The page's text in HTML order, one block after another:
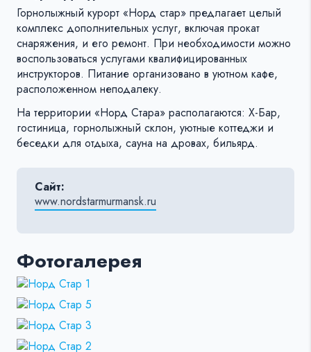
Горнолыжный курорт «Норд стар» предлагает целый
комплекс дополнительных услуг, включая прокат
снаряжения, и его ремонт. При необходимости можно
воспользоваться услугами квалифицированных
инструкторов. Питание организовано в уютном кафе,
расположенном неподалеку.
На территории «Норд Стара» располагаются: X-Бар,
гостиница, горнолыжный склон, уютные коттеджи и
беседки для отдыха, сауна на дровах, бильярд.
Сайт:
www.nordstarmurmansk.ru
Фотогалерея